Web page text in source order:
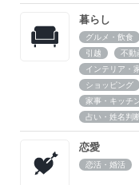
暮らし
グルメ・飲食
引越
不動
インテリア・
ショッピング
家事・キッチ
占い・姓名判
恋愛
恋活・婚活